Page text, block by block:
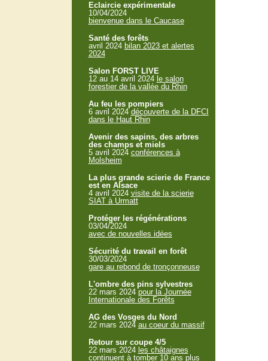
Eclaircie expérimentale
10/04/2024
bienvenue dans le Caucase
Santé des forêts
avril 2024 bilan 2023 et alertes
2024
Salon FORST LIVE
12 au 14 avril 2024 le salon
forestier de la vallée du Rhin
Au feu les pompiers
6 avril 2024 découverte de la DFCI
dans le Haut Rhin
Avenir des sapins, des arbres
des champs et miels
5 avril 2024 conférences à
Molsheim
La plus grande scierie de France
est en Alsace
4 avril 2024 visite de la scierie
SIAT à Urmatt
Protéger les régénérations
03/04/2024
avec de nouvelles idées
Sécurité du travail en forêt
30/03/2024
gare au rebond de tronçonneuse
L'ombre des pins sylvestres
22 mars 2024 pour la Journée
Internationale des Forêts
AG des Vosges du Nord
22 mars 2024 au coeur du massif
Retour sur coupe 4/5
22 mars 2024 les châtaignes
continuent à tomber 10 ans plus